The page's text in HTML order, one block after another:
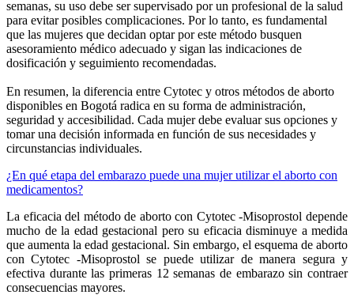
semanas, su uso debe ser supervisado por un profesional de la salud
para evitar posibles complicaciones. Por lo tanto, es fundamental
que las mujeres que decidan optar por este método busquen
asesoramiento médico adecuado y sigan las indicaciones de
dosificación y seguimiento recomendadas.
En resumen, la diferencia entre Cytotec y otros métodos de aborto
disponibles en Bogotá radica en su forma de administración,
seguridad y accesibilidad. Cada mujer debe evaluar sus opciones y
tomar una decisión informada en función de sus necesidades y
circunstancias individuales.
¿En qué etapa del embarazo puede una mujer utilizar el aborto con
medicamentos?
La eficacia del método de aborto con Cytotec -Misoprostol depende
mucho de la edad gestacional pero su eficacia disminuye a medida
que aumenta la edad gestacional. Sin embargo, el esquema de aborto
con Cytotec -Misoprostol se puede utilizar de manera segura y
efectiva durante las primeras 12 semanas de embarazo sin contraer
consecuencias mayores.